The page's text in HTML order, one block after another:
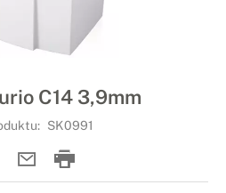
C14 3,9mm
SK0991